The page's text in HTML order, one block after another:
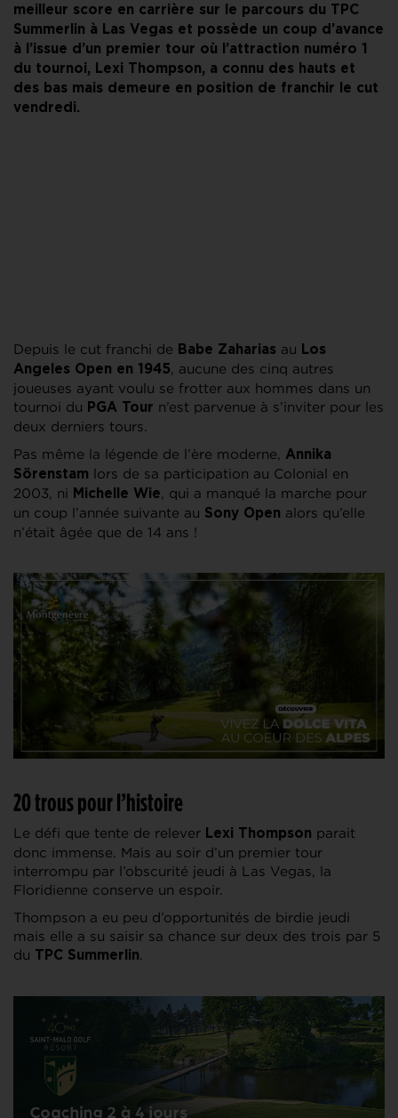
meilleur score en carrière sur le parcours du TPC
Summerlin à Las Vegas et possède un coup d’avance
à l’issue d’un premier tour où l’attraction numéro 1
du tournoi, Lexi Thompson, a connu des hauts et
des bas mais demeure en position de franchir le cut
vendredi.
Depuis le cut franchi de Babe Zaharias au Los
Angeles Open en 1945, aucune des cinq autres
joueuses ayant voulu se frotter aux hommes dans un
tournoi du PGA Tour n’est parvenue à s’inviter pour les
deux derniers tours.
Pas même la légende de l’ère moderne, Annika
Sörenstam lors de sa participation au Colonial en
2003, ni Michelle Wie, qui a manqué la marche pour
un coup l’année suivante au Sony Open alors qu’elle
n’était âgée que de 14 ans !
20 trous pour l’histoire
Le défi que tente de relever Lexi Thompson parait
donc immense. Mais au soir d’un premier tour
interrompu par l’obscurité jeudi à Las Vegas, la
Floridienne conserve un espoir.
Thompson a eu peu d’opportunités de birdie jeudi
mais elle a su saisir sa chance sur deux des trois par 5
du
TPC Summerlin.